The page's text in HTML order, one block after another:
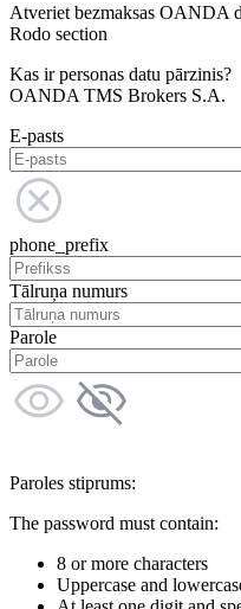
Atveriet bezmaksas OANDA
Rodo section
Kas ir personas datu pārzinis?
OANDA TMS Brokers S.A.
E-pasts
phone_prefix
Tālruņa numurs
Parole
Paroles stiprums:
The password must contain:
8 or more characters
Uppercase and